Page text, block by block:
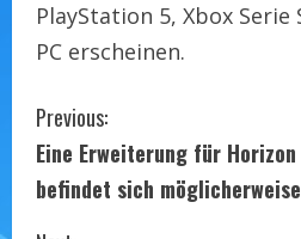
PlayStation 5, Xbox Serie
PC erscheinen.
C
o
n
Previous:
Eine Erweiterung für
befindet sich